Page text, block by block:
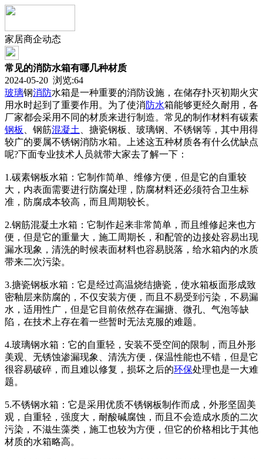
家居商企动态
常见的消防水箱有哪几种材质
2024-05-20 浏览:64
玻璃钢消防水箱是一种重要的消防设施，在储存扑灭初期火灾
用水时起到了重要作用。为了使消防水箱能够更经久耐用，各
厂家都会采用不同的材质来进行制造。常见的制作材料有碳素
钢板
、钢筋混凝土
、搪瓷钢板、玻璃钢、不锈钢等，其中用得
较广的要属不锈钢消防水箱。上述这五种材质各有什么优缺点
呢?下面专业技术人员就带大家去了解一下：
1.碳素钢板水箱：它制作简单、维修方便，但是它的自重较
大，内表面需要进行防腐处理，防腐材料还必须符合卫生标
准，防腐成本较高，而且周期较长。
2.钢筋混凝土水箱：它制作起来非常简单，而且维修起来也方
便，但是它的重量大，施工周期长，和配管的边接处容易出现
漏水现象，清洗的时候表面材料也容易脱落，给水箱内的水质
带来二次污染。
3.搪瓷钢板水箱：它是经过高温烧结搪瓷，使水箱板面形成致
密釉层来防腐的，不仅安装方便，而且不易受到污染，不易漏
水，适用性广，但是它目前依然存在漏搪、微孔、气泡等缺
陷，在技术上存在着一些暂时无法克服的难题。
4.玻璃钢水箱：它的自重轻，安装不受空间的限制，而且外形
美观、无锈蚀渗漏现象、清洗方便，保温性能也不错，但是它
很容易破碎，而且难以修复，损坏之后的环保处理也是一大难
题。
5.不锈钢水箱：它是采用优质不锈钢板制作而成，外形坚固美
观，自重轻，强度大，耐酸碱腐蚀，而且不会造成水质的二次
污染，不滋生藻类，施工也较为方便，但它的价格相比于其他
材质的水箱略高。